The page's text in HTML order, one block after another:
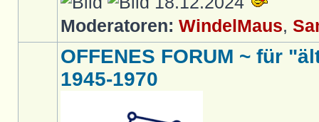
Moderatoren: WindelMaus,
OFFENES FORUM ~ für
1945-1970